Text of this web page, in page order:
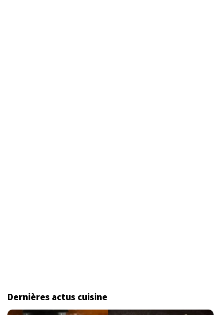
Dernières actus cuisine